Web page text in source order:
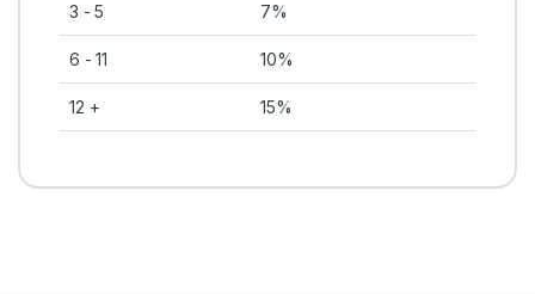
3 - 5 7%
6 - 11 10%
12 + 15%